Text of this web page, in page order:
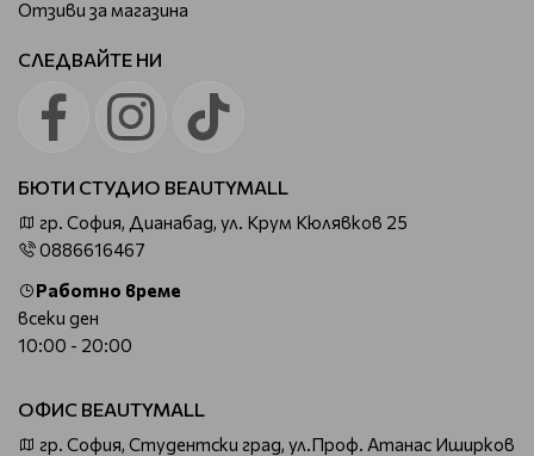
Отзиви за магазина
СЛЕДВАЙТЕ НИ
БЮТИ СТУДИО BEAUTYMALL
гр. София, Дианабад, ул. Крум Кюлявков 25
0886616467
Работно време
всеки ден
10:00 - 20:00
ОФИС BEAUTYMALL
гр. София, Студентски град, ул.Проф. Атанас Иширков